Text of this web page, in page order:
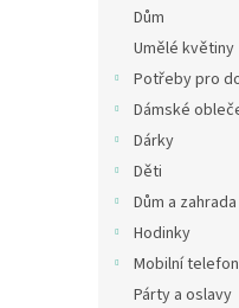
Dům
Umělé květiny
Potřeby pro
Dámské
Dárky
Děti
Dům a zahrada
Hodinky
Mobilní
Párty a oslavy